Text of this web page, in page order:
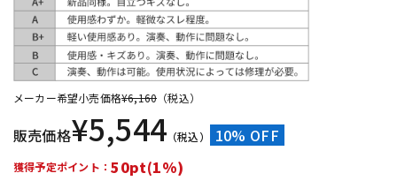
メーカー希望小売価格¥6,160 （税込）
販売価格¥5,544 （税込） 10% OFF
獲得予定ポイント： 50pt(1%)